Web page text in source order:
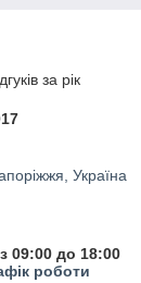
за рік
Україна
09:00 до 18:00
роботи